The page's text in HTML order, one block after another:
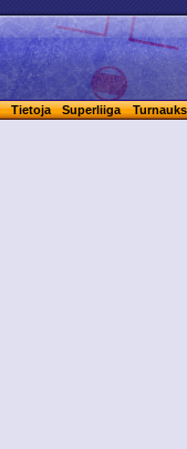
Tietoja Superliiga